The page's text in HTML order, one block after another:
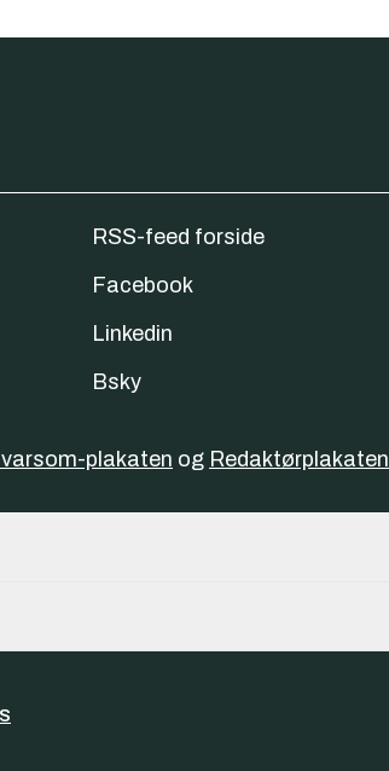
RSS-feed forside
Facebook
Linkedin
Bsky
plakaten og Redaktørplakaten